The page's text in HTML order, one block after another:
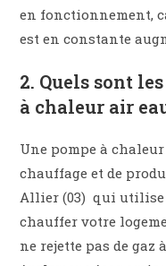
en fonctionnement,
est en constante
2. Quels sont
à chaleur air
Une pompe à
chauffage et de
Allier (03) qui utilise
chauffer votre
ne rejette pas de gaz